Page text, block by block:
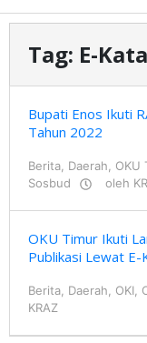
Tag: E-
Bupati Enos Ikuti
Tahun 2022
Berita Daerah OKU
Sosbud
oleh
OKU Timur Ikuti
Publikasi Lewat E-
Berita Daerah OKI
KRAZ